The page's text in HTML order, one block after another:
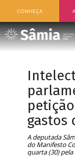
CONHEÇA
gastos
A deputada
do Manifesto
quarta (30)